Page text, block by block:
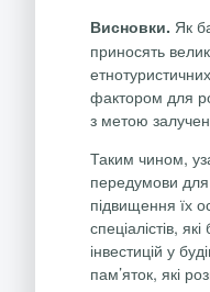
Висновки. Як
приносять
фактором для
з метою
Таким чином,
передумови для
підвищення їх
спеціалістів,
інвестицій у
пам’яток, які